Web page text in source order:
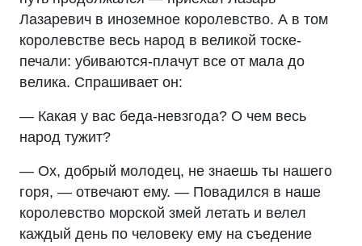
Лазаревич в иноземное королевство. А в том
королевстве весь народ в великой тоске-
печали: убиваются-плачут все от мала до
велика. Спрашивает он:
— Какая у вас беда-невзгода? О чем весь
народ тужит?
— Ох, добрый молодец, не знаешь ты нашего
горя, — отвечают ему. — Повадился в наше
королевство морской змей летать и велел
каждый день по человеку ему на съедение